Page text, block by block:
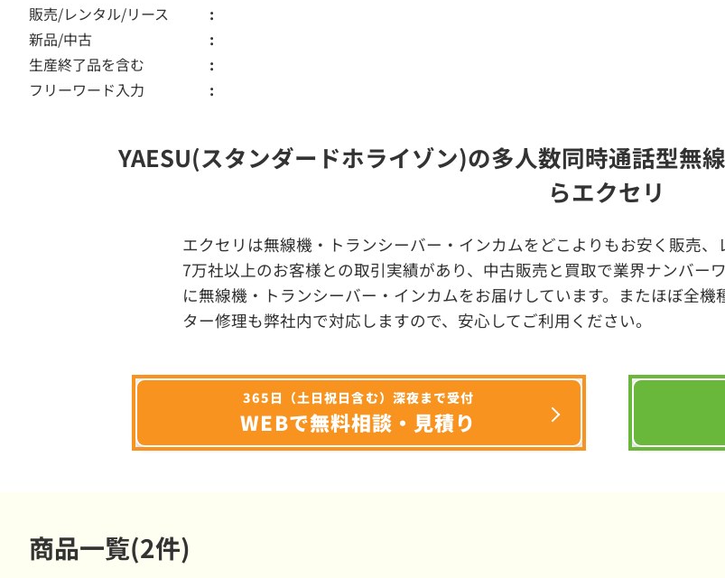
販売/レンタル/リース
新品/中古
生産終了品を含む
フリーワード入力
YAESU(スタンダードホライゾン)の多人数同時通話型無
らエクセリ
エクセリは無線機・トランシーバー・インカムをどこよりもお安く販売
7万社以上のお客様との取引実績があり、中古販売と買取で業界ナンバー
に無線機・トランシーバー・インカムをお届けしています。またほぼ全
ター修理も弊社内で対応しますので、安心してご利用ください。
365日（土日祝日含む）深夜まで受付
WEBで無料相談・見積り
商品一覧(2件)